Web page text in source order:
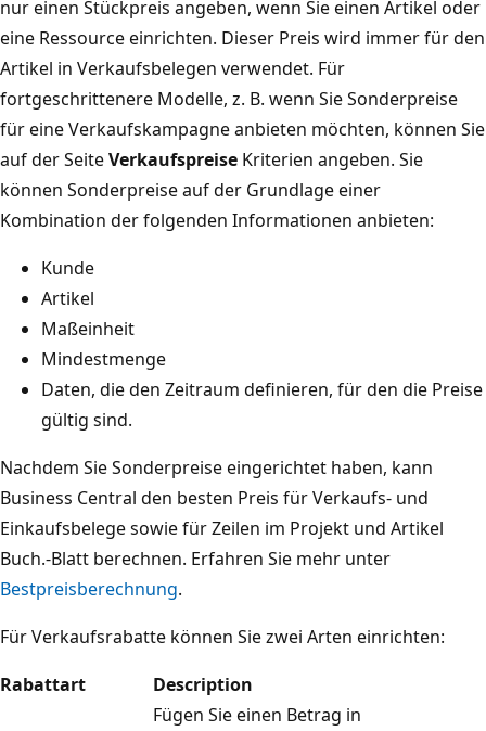
nur einen Stückpreis angeben, wenn Sie einen Artikel oder
eine Ressource einrichten. Dieser Preis wird immer für den
Artikel in Verkaufsbelegen verwendet. Für
fortgeschrittenere Modelle, z. B. wenn Sie Sonderpreise
für eine Verkaufskampagne anbieten möchten, können Sie
auf der SeiteVerkaufspreise Kriterien angeben. Sie
können Sonderpreise auf der Grundlage einer
Kombination der folgenden Informationen anbieten:
Kunde
Artikel
Maßeinheit
Mindestmenge
Daten, die den Zeitraum definieren, für den die Preise
gültig sind.
Nachdem Sie Sonderpreise eingerichtet haben, kann
Business Central den besten Preis für Verkaufs- und
Einkaufsbelege sowie für Zeilen im Projekt und Artikel
Buch.-Blatt berechnen. Erfahren Sie mehr unter
Bestpreisberechnung.
Für Verkaufsrabatte können Sie zwei Arten einrichten:
Rabattart
Description
Fügen Sie einen Betrag in